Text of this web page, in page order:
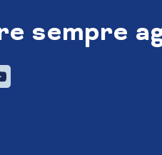
sempre